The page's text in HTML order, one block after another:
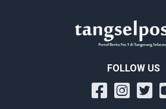
FOLLOW US